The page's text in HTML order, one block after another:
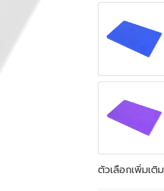
ตัวเลือกเพิ่มเติม